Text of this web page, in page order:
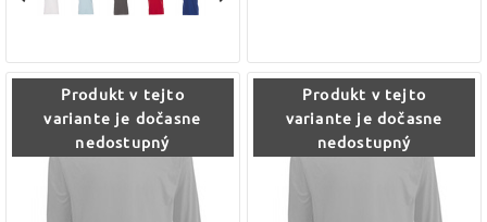
Produkt v tejto
variante je dočasne
nedostupný
Produkt v tejto
variante je dočasne
nedostupný